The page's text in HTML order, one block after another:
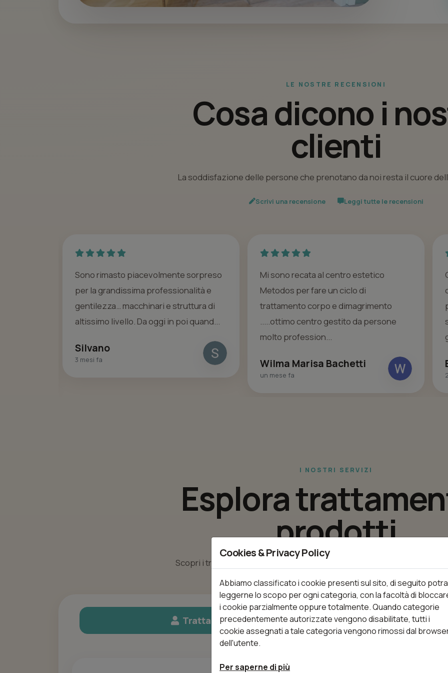
LE NOSTRE RECENSIONI
Cosa dicono i
clienti
La soddisfazione delle persone che prenotano da noi resta il cuore
Scrivi una recensione Leggi tutte le recensioni
Sono rimasto piacevolmente sorpreso
per la grandissima professionalità e
gentilezza… macchinari e struttura di
altissimo livello. Da oggi in poi quand...
Silvano
3 mesi fa
Mi sono recata al centro estetico
Metodos per fare un ciclo di
trattamento corpo e dimagrimento
.....ottimo centro gestito da persone
molto profession...
Wilma Marisa Bachetti
un mese fa
I NOSTRI SERVIZI
Esplora
prodotti
Scopri i trattamenti disponibili e prenota il servizio piu adatto alle tue
Trattamenti
Cookies & Privacy Policy
Abbiamo classificato i cookie presenti sul sito, di seguito
leggerne lo scopo per ogni categoria, con la facoltà di
i cookie parzialmente oppure totalmente. Quando categorie
precedentemente autorizzate vengono disabilitate, tutti i
cookie assegnati a tale categoria vengono rimossi dal
dell'utente.
Per saperne di più